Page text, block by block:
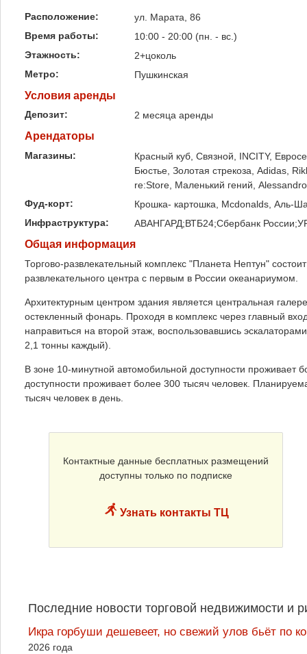
Расположение:
ул. Марата, 86
Время работы:
10:00 - 20:00 (пн. - вс.)
Этажность:
2+цоколь
Метро:
Пушкинская
Условия аренды
Депозит: 2 месяца аренды
Арендаторы
Магазины:
Красный куб, Связной, INCITY,
Бюстье, Золотая стрекоза, Adidas,
re:Store, Маленький гений,
Фуд-корт:
Крошка- картошка, Mcdonalds, Аль-
Инфраструктура:
АВАНГАРД;ВТБ24;Сбербанк
Общая информация
Торгово-развлекательный комплекс "Планета Нептун"
развлекательного центра с первым в России океанариумом.
Архитектурным центром здания является центральная
остекленный фонарь. Проходя в комплекс через главный
направиться на второй этаж, воспользовавшись
2,1 тонны каждый).
В зоне 10-минутной автомобильной доступности проживает
доступности проживает более 300 тысяч человек.
тысяч человек в день.
Контактные данные бесплатных размещений
доступны только по подписке
Узнать контакты ТЦ
Последние новости торговой недвижимости и
Икра горбуши дешевеет, но свежий улов бьёт по
2026 года